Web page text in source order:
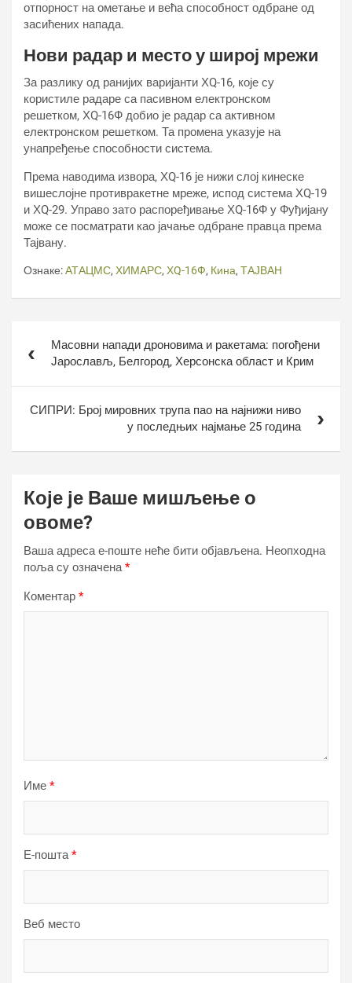
отпорност на ометање и већа способност одбране од
засићених напада.
Нови радар и место у широј мрежи
За разлику од ранијих варијанти ХQ-16, које су
користиле радаре са пасивном електронском
решетком, ХQ-16Ф добио је радар са активном
електронском решетком. Та промена указује на
унапређење способности система.
Према наводима извора, ХQ-16 је нижи слој кинеске
вишеслојне противракетне мреже, испод система ХQ-19
и ХQ-29. Управо зато распоређивање ХQ-16Ф у Фуђијану
може се посматрати као јачање одбране правца према
Тајвану.
Ознаке:АТАЦМС, ХИМАРС, ХQ-16Ф, Кина, ТАЈВАН
чланкаМасовни напади дроновима и ракетама: погођени
Јарослављ, Белгород, Херсонска област и Крим
СИПРИ: Број мировних трупа пао на најнижи ниво
у последњих најмање 25 година
Које је Ваше мишљење о
овоме?
Ваша адреса е-поште неће бити објављена. Неопходна
поља су означена*
Коментар *
Име *
Е-пошта*
Веб место